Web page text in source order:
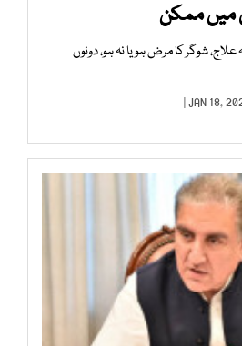
میں ممکن
شوگر کا مرض ہو یا نہ ہو، دونوں